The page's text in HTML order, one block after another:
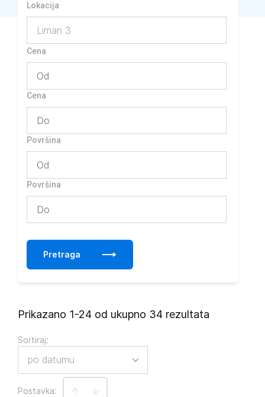
Lokacija
Liman 3
Cena
Cena
Površina
Površina
Pretraga
Prikazano 1-24 od ukupno 34 rezultata
Postavka:
Sortiraj:
po datumu